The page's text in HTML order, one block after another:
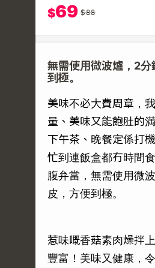
$69 $88
無需使用微波爐，2
到極。
美味不必大費周章，
量、美味又能飽肚的
下午茶、晚餐定係打
忙到連飯盒都冇時間
腹弁當，無需使用微
皮，方便到極。
惹味嘅香菇素肉燥拌
豐富！美味又健康，